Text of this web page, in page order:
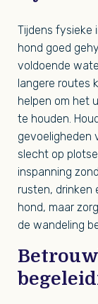
Tijdens fysieke
hond goed
voldoende
langere routes
helpen om het
te houden.
gevoeligheden
slecht op
inspanning
rusten, drinken
hond, maar
de wandeling